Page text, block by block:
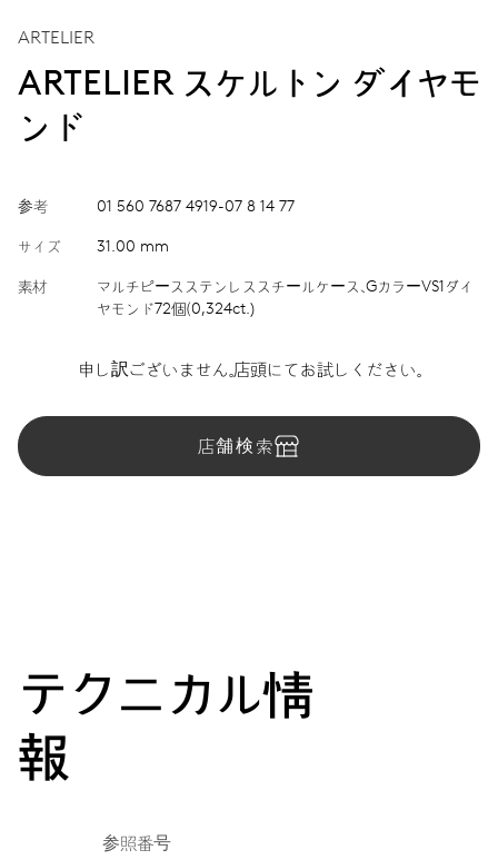
ARTELIER
ARTELIER スケルトン ダイヤモ
ンド
参考 01 560 7687 4919-07 8 14 77
サイズ 31.00 mm
素材
マルチピースステンレススチールケース、GカラーVS1ダイ
ヤモンド72個（0,324ct.)
申し訳ございません。店頭にてお試しください。
店舗検索
テクニカル情
報
参照番号